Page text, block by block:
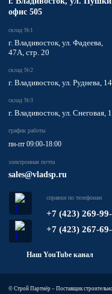
офис 505
график работы
пн-пт 09:00-18:00
электронная почта
sales@vladsp.ru
склад №1
г. Владивосток, ул. Фадеева,
47А, стр. 20
склад №2
г. Владивосток, ул. Руднева,
склад №3
г. Владивосток, ул. Снеговая,
справки по телефонам
+7 (423) 269-
+7 (423) 267-
Наш YouTube канал
© Строй Партнёр – Поставщик